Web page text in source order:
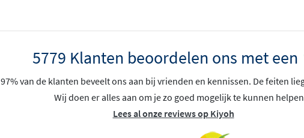
5779 Klanten beoordelen ons met een
97% van de klanten beveelt ons aan bij vrienden en kennissen. De feiten
Wij doen er alles aan om je zo goed mogelijk te kunnen
Lees al onze reviews op Kiyoh